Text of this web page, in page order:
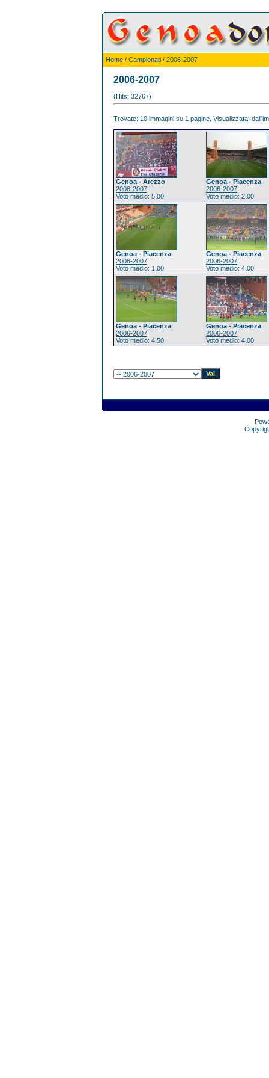
Home / Campionati / 2006-2007
2006-2007
(Hits: 32767)
Trovate: 10 immagini su 1 pagine. Visualizzata:
Genoa - Arezzo
2006-2007
Voto medio: 5.00
Genoa - Piacenza
2006-2007
Voto medio: 2.00
Genoa - Piacenza
2006-2007
Voto medio: 1.00
Genoa - Piacenza
2006-2007
Voto medio: 4.00
Genoa - Piacenza
2006-2007
Voto medio: 4.50
Genoa - Piacenza
2006-2007
Voto medio: 4.00